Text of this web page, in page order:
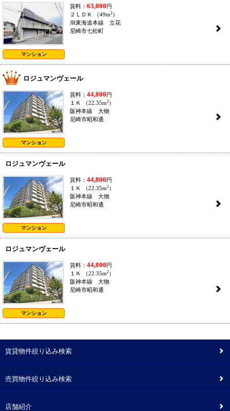
マンション
賃料： 63,000円
２ＬＤＫ （49m2）
JR東海道本線 立花
尼崎市七松町
2
ロジュマンヴェール
マンション
賃料： 44,800円
１Ｋ （22.35m2）
阪神本線 大物
尼崎市昭和通
2
ロジュマンヴェール
マンション
賃料： 44,800円
１Ｋ （22.35m2）
阪神本線 大物
尼崎市昭和通
2
ロジュマンヴェール
マンション
賃料： 44,800円
１Ｋ （22.35m2）
阪神本線 大物
尼崎市昭和通
2
賃貸物件絞り込み検索 2
売買物件絞り込み検索 2
店舗紹介 2